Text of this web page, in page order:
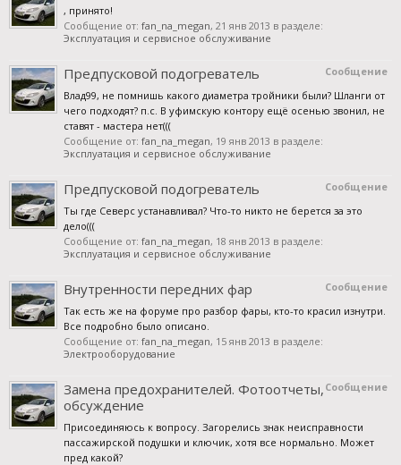
, принято!
Сообщение от: fan_na_megan, 21 янв 2013 в разделе:
Эксплуатация и сервисное обслуживание
Сообщение
Предпусковой подогреватель
Влад99, не помнишь какого диаметра тройники были? Шланги от
чего подходят? п.с. В уфимскую контору ещё осенью звонил, не
ставят - мастера нет(((
Сообщение от: fan_na_megan, 19 янв 2013 в разделе:
Эксплуатация и сервисное обслуживание
Сообщение
Предпусковой подогреватель
Ты где Северс устанавливал? Что-то никто не берется за это
дело(((
Сообщение от: fan_na_megan, 18 янв 2013 в разделе:
Эксплуатация и сервисное обслуживание
Сообщение
Внутренности передних фар
Так есть же на форуме про разбор фары, кто-то красил изнутри.
Все подробно было описано.
Сообщение от: fan_na_megan, 15 янв 2013 в разделе:
Электрооборудование
Сообщение
Замена предохранителей. Фотоотчеты,
обсуждение
Присоединяюсь к вопросу. Загорелись знак неисправности
пассажирской подушки и ключик, хотя все нормально. Может
пред какой?